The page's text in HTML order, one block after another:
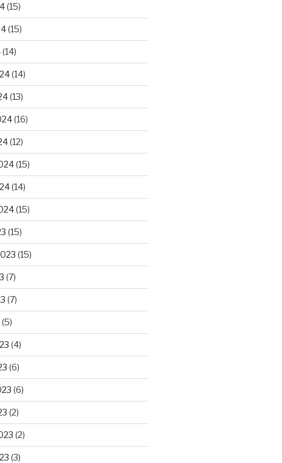
(15)
(15)
(14)
(14)
(13)
(16)
(12)
(15)
(14)
(15)
(15)
(15)
(7)
(7)
(5)
(4)
(6)
(6)
(2)
(2)
(3)